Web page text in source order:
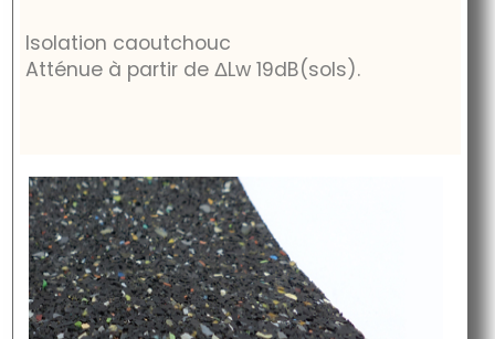
Isolation caoutchouc
Atténue à partir deΔLw 19dB(sols).